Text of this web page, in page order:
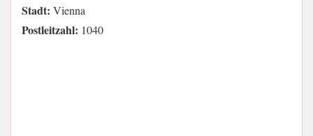
Stadt: Vienna
Postleitzahl: 1040